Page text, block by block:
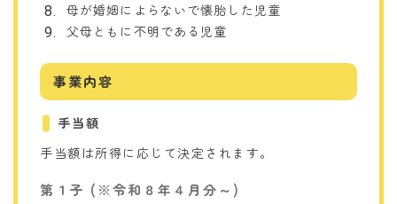
母が婚姻によらないで懐胎した児童
父母ともに不明である児童
事業内容
手当額
手当額は所得に応じて決定されます。
第１子 (※令和８年４月分～)